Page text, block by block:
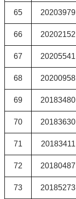
65 20203979
66 20202152
67 20205541
68 20200958
69 20183480
70 20183630
71 20183411
72 20180487
73 20185273